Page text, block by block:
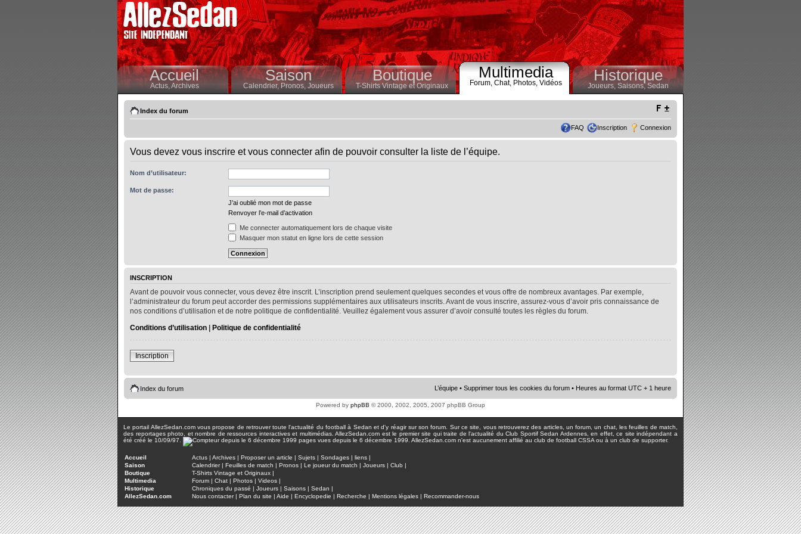
Accueil
Actus,Archives
Saison
Calendrier,Pronos, Joueurs
Boutique
T-Shirts Vintage et Originaux
Multimedia
Forum, Chat, Photos, Vidéos Historique
Joueurs, Saisons,Sedan
Index du forum
FAQ Inscription Connexion
Vous devez vous inscrire et vous connecter afin de pouvoir consulter la liste de l’équipe.
Nom d’utilisateur:
Mot de passe:
J’ai oublié mon mot de passe
Renvoyer l’e-mail d’activation
Me connecter automatiquement lors de chaque visite
Masquer mon statut en ligne lors de cette session
INSCRIPTION
Avant de pouvoir vous connecter, vous devez être inscrit. L’inscription prend seulement quelques secondes et vous offre de nombreux avantages. Par exemple,
l’administrateur du forum peut accorder des permissions supplémentaires aux utilisateurs inscrits. Avant de vous inscrire, assurez-vous d’avoir pris connaissance de
nos conditions d’utilisation et de notre politique de confidentialité. Veuillez également vous assurer d’avoir consulté toutes les règles du forum.
Conditions d’utilisation | Politique de confidentialité
Inscription
Index du forum L’équipe • Supprimer tous les cookies du forum • Heures au format UTC + 1 heure
Powered by phpBB © 2000, 2002, 2005, 2007 phpBB Group
Le portail AllezSedan.com vous propose de retrouver toute l'actualité du football à Sedan et d'y réagir sur son forum. Sur ce site, vous retrouverez des articles, un forum, un chat, les feuilles de match,
des reportages photo, et nombre de ressources interactives et multimédias. AllezSedan.com est le premier site qui traite de l'actualité du Club Sportif Sedan Ardennes, en effet, ce site indépendant a
été créé le 10/09/97.
pages vues depuis le 6 décembre 1999. AllezSedan.com n'est aucunement affilié au club de football CSSA ou à un club de supporter.
Accueil Actus | Archives | Proposer un article | Sujets | Sondages | liens |
Saison
Calendrier| Feuilles de match | Pronos | Le joueur du match | Joueurs | Club |
Boutique
T-Shirts Vintage et Originaux |
Multimedia
Forum | Chat | Photos | Videos |
Historique
Chroniques du passé | Joueurs | Saisons | Sedan |
AllezSedan.com
Nous contacter| Plan du site | Aide | Encyclopedie | Recherche | Mentions légales | Recommander-nous